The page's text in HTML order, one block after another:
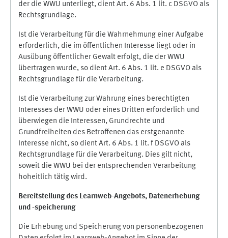
der die WWU unterliegt, dient Art. 6 Abs. 1 lit. c DSGVO als
Rechtsgrundlage.
Ist die Verarbeitung für die Wahrnehmung einer Aufgabe
erforderlich, die im öffentlichen Interesse liegt oder in
Ausübung öffentlicher Gewalt erfolgt, die der WWU
übertragen wurde, so dient Art. 6 Abs. 1 lit. e DSGVO als
Rechtsgrundlage für die Verarbeitung.
Ist die Verarbeitung zur Wahrung eines berechtigten
Interesses der WWU oder eines Dritten erforderlich und
überwiegen die Interessen, Grundrechte und
Grundfreiheiten des Betroffenen das erstgenannte
Interesse nicht, so dient Art. 6 Abs. 1 lit. f DSGVO als
Rechtsgrundlage für die Verarbeitung. Dies gilt nicht,
soweit die WWU bei der entsprechenden Verarbeitung
hoheitlich tätig wird.
Bereitstellung des Learnweb-Angebots, Datenerhebung
und -speicherung
Die Erhebung und Speicherung von personenbezogenen